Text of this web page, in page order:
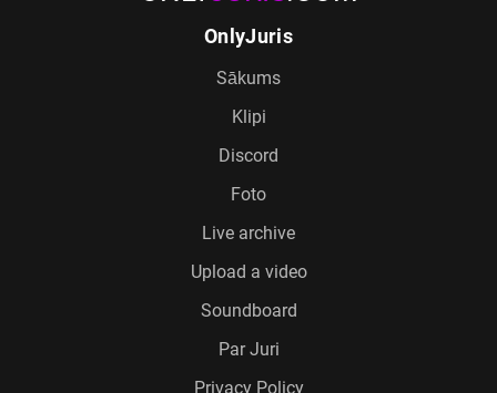
OnlyJuris
Sākums
Klipi
Discord
Foto
Live archive
Upload a video
Soundboard
Par Juri
Privacy Policy